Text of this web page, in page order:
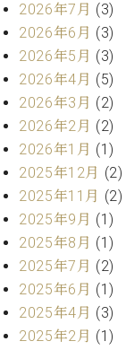
W.
ホ
フ
マ
ン
プ
ロ
フ
ェ
ッ
シ
ョ
ナ
ル
W.
(PDF)
お
問
い
合
本
社
：
八
子
・
技
2026年7月 (3)
2026年6月 (3)
2026年5月 (3)
2026年4月 (5)
2026年3月 (2)
2026年2月 (2)
2026年1月 (1)
2025年12月 (2)
2025年11月 (2)
2025年9月 (1)
2025年8月 (1)
2025年7月 (2)
2025年6月 (1)
2025年4月 (3)
2025年2月 (1)